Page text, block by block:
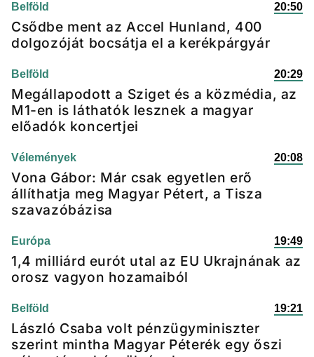
Belföld 20:50
Csődbe ment az Accel Hunland, 400
dolgozóját bocsátja el a kerékpárgyár
Belföld 20:29
Megállapodott a Sziget és a közmédia, az
M1-en is láthatók lesznek a magyar
előadók koncertjei
Vélemények 20:08
Vona Gábor: Már csak egyetlen erő
állíthatja meg Magyar Pétert, a Tisza
szavazóbázisa
Európa 19:49
1,4 milliárd eurót utal az EU Ukrajnának az
orosz vagyon hozamaiból
Belföld 19:21
László Csaba volt pénzügyminiszter
szerint mintha Magyar Péterék egy őszi